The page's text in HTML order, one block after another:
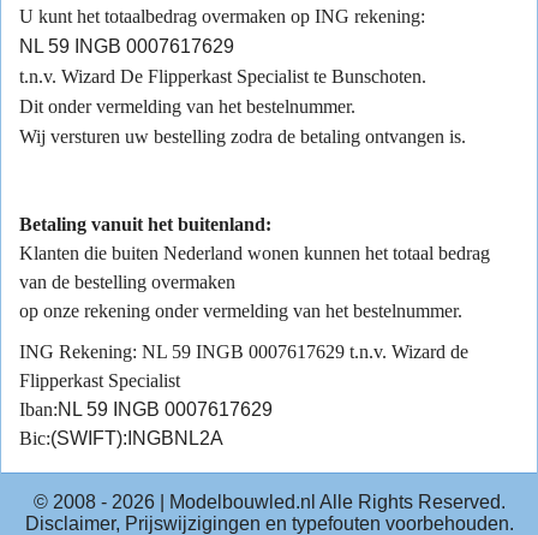
U kunt het totaalbedrag overmaken op ING rekening:
NL 59 INGB 0007617629
t.n.v. Wizard De Flipperkast Specialist te Bunschoten.
Dit onder vermelding van het bestelnummer.
Wij versturen uw bestelling zodra de betaling ontvangen is.
Betaling vanuit het buitenland:
Klanten die buiten Nederland wonen kunnen het totaal bedrag
van de bestelling overmaken
op onze rekening onder vermelding van het bestelnummer.
ING Rekening: NL 59 INGB 0007617629 t.n.v. Wizard de
Flipperkast Specialist
Iban:NL 59 INGB 0007617629
Bic:(SWIFT):INGBNL2A
© 2008 - 2026| Modelbouwled.nl Alle Rights Reserved.
Disclaimer, Prijswijzigingen en typefouten voorbehouden.